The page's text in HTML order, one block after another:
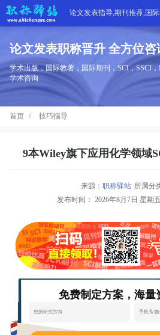
论文发表指导,期刊推荐,国
首
页
学
论文发表职称晋升 全方位咨
学术出版，国际教著，国际期刊，SCI，SSCI
学术咨询
首页 技巧指导
9本Wiley旗下应用化学领域
来源： 职称驿站 所属分
发布时间： 2026年8月7日 星期五
免费制定方案，海量